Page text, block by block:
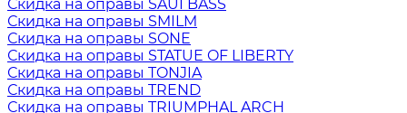
Скидка на оправы SAUI BASS
Скидка на оправы SMILM
Скидка на оправы SONE
Скидка на оправы STATUE OF LIBERTY
Скидка на оправы TONJIA
Скидка на оправы TREND
Скидка на оправы TRIUMPHAL ARCH